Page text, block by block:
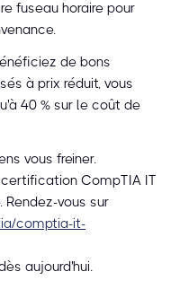
fuseau horaire pour
de bons
à prix réduit, vous
40 % sur le coût de
vous freiner.
certification CompTIA IT
vous sur
comptia-it-
aujourd'hui.